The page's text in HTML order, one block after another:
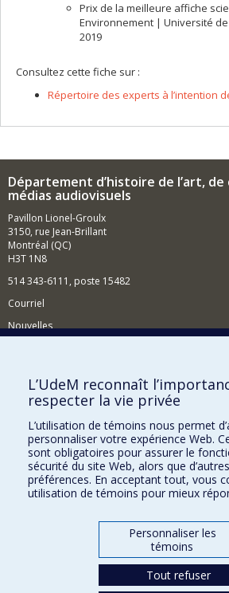
Prix de la meilleure affiche
Environnement | Université
2019
Consultez cette fiche sur :
Répertoire des experts à l’intention
Département d’histoire de l’art, de
médias audiovisuels
Pavillon Lionel-Groulx
3150, rue Jean-Brillant
Montréal (QC)
H3T 1N8
514 343-6111, poste 15482
Courriel
Nouvelles
Comment soutenir le Département?
BESOIN D'AIDE?
Plan du site
Signaler une erreur
Accessibilité
FACULTÉ DES ARTS ET DES SCIENCES
Nos départements et écoles
L’UdeM reconnaît
respecter la vie privée
L’utilisation de témoins nous permet
personnaliser votre expérience Web.
sont obligatoires pour assurer le
sécurité du site Web, alors que
préférences. En acceptant tout, vous
utilisation de témoins pour mieux
Personnaliser les
témoins
Tout refuser